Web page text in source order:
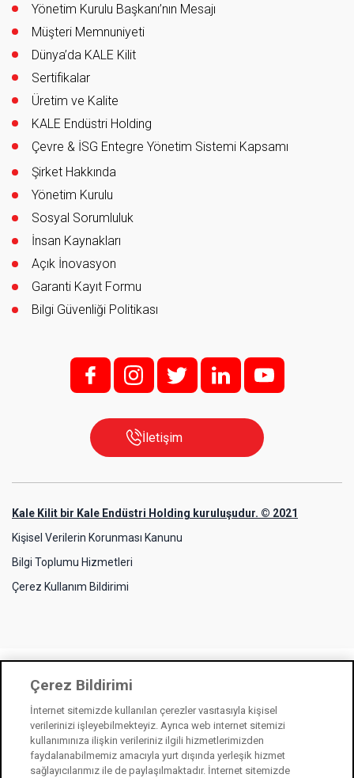
Yönetim Kurulu Başkanı’nın Mesajı
Müşteri Memnuniyeti
Dünya’da KALE Kilit
Sertifikalar
Üretim ve Kalite
KALE Endüstri Holding
Çevre & İSG Entegre Yönetim Sistemi Kapsamı
Şirket Hakkında
Yönetim Kurulu
Sosyal Sorumluluk
İnsan Kaynakları
Açık İnovasyon
Garanti Kayıt Formu
Bilgi Güvenliği Politikası
f; i; t l y
İletişim
Kale Kilit bir Kale Endüstri Holding kuruluşudur. © 2021
Kişisel Verilerin Korunması Kanunu
Bilgi Toplumu Hizmetleri
Çerez Kullanım Bildirimi
Çerez Bildirimi
İnternet sitemizde kullanılan çerezler vasıtasıyla kişisel
verilerinizi işleyebilmekteyiz. Ayrıca web internet sitemizi
kullanımınıza ilişkin verileriniz ilgili hizmetlerimizden
faydalanabilmemiz amacıyla yurt dışında yerleşik hizmet
sağlayıcılarımız ile de paylaşılmaktadır. İnternet sitemizde